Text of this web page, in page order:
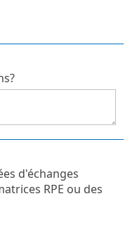
d'échanges
RPE ou des